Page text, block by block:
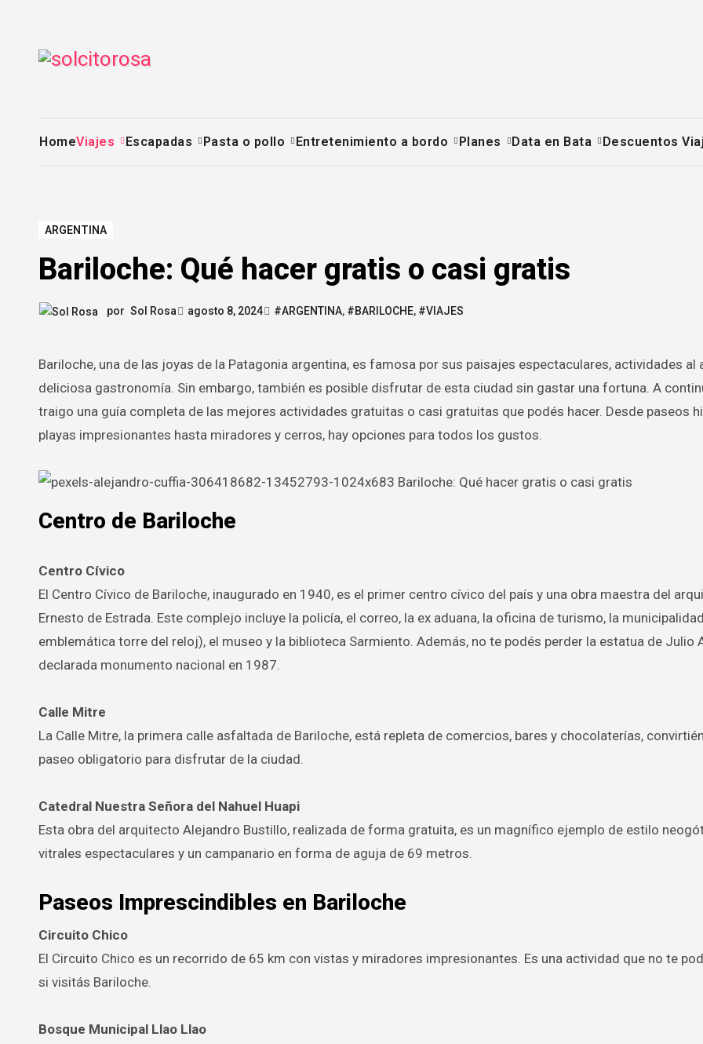
contenido
HomeViajes Escapadas Pasta o pollo Entretenimiento a bordo Planes Data en Bata Descuentos
ARGENTINA
Bariloche: Qué hacer gratis o casi gratis
por Sol Rosa agosto 8, 2024 #ARGENTINA, #BARILOCHE, #VIAJES
Bariloche, una de las joyas de la Patagonia argentina, es famosa por sus paisajes espectaculares, actividades al aire libre y
deliciosa gastronomía. Sin embargo, también es posible disfrutar de esta ciudad sin gastar una fortuna. A
traigo una guía completa de las mejores actividades gratuitas o casi gratuitas que podés hacer. Desde paseos
playas impresionantes hasta miradores y cerros, hay opciones para todos los gustos.
Centro de Bariloche
Centro Cívico
El Centro Cívico de Bariloche, inaugurado en 1940, es el primer centro cívico del país y una obra maestra del
Ernesto de Estrada. Este complejo incluye la policía, el correo, la ex aduana, la oficina de turismo, la
emblemática torre del reloj), el museo y la biblioteca Sarmiento. Además, no te podés perder la estatua de Julio
declarada monumento nacional en 1987.
Calle Mitre
La Calle Mitre, la primera calle asfaltada de Bariloche, está repleta de comercios, bares y chocolaterías,
paseo obligatorio para disfrutar de la ciudad.
Catedral Nuestra Señora del Nahuel Huapi
Esta obra del arquitecto Alejandro Bustillo, realizada de forma gratuita, es un magnífico ejemplo de estilo
vitrales espectaculares y un campanario en forma de aguja de 69 metros.
Paseos Imprescindibles en Bariloche
Circuito Chico
El Circuito Chico es un recorrido de 65 km con vistas y miradores impresionantes. Es una actividad que no te
si visitás Bariloche.
Bosque Municipal Llao Llao